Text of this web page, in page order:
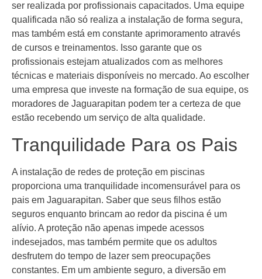
ser realizada por profissionais capacitados. Uma equipe
qualificada não só realiza a instalação de forma segura,
mas também está em constante aprimoramento através
de cursos e treinamentos. Isso garante que os
profissionais estejam atualizados com as melhores
técnicas e materiais disponíveis no mercado. Ao escolher
uma empresa que investe na formação de sua equipe, os
moradores de Jaguarapitan podem ter a certeza de que
estão recebendo um serviço de alta qualidade.
Tranquilidade Para os Pais
A instalação de redes de proteção em piscinas
proporciona uma tranquilidade incomensurável para os
pais em Jaguarapitan. Saber que seus filhos estão
seguros enquanto brincam ao redor da piscina é um
alívio. A proteção não apenas impede acessos
indesejados, mas também permite que os adultos
desfrutem do tempo de lazer sem preocupações
constantes. Em um ambiente seguro, a diversão em